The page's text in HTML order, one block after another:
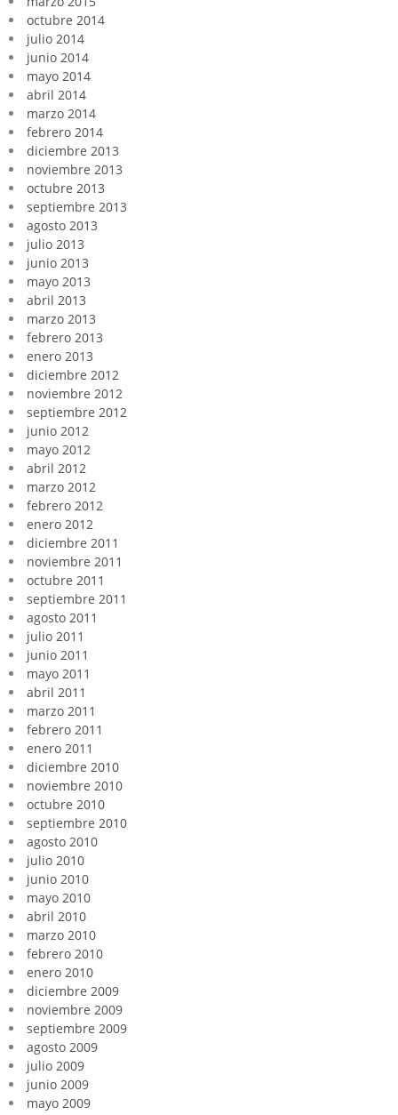
octubre 2014
julio 2014
junio 2014
mayo 2014
abril 2014
marzo 2014
febrero 2014
diciembre 2013
noviembre 2013
octubre 2013
septiembre 2013
agosto 2013
julio 2013
junio 2013
mayo 2013
abril 2013
marzo 2013
febrero 2013
enero 2013
diciembre 2012
noviembre 2012
septiembre 2012
junio 2012
mayo 2012
abril 2012
marzo 2012
febrero 2012
enero 2012
diciembre 2011
noviembre 2011
octubre 2011
septiembre 2011
agosto 2011
julio 2011
junio 2011
mayo 2011
abril 2011
marzo 2011
febrero 2011
enero 2011
diciembre 2010
noviembre 2010
octubre 2010
septiembre 2010
agosto 2010
julio 2010
junio 2010
mayo 2010
abril 2010
marzo 2010
febrero 2010
enero 2010
diciembre 2009
noviembre 2009
septiembre 2009
agosto 2009
julio 2009
junio 2009
mayo 2009